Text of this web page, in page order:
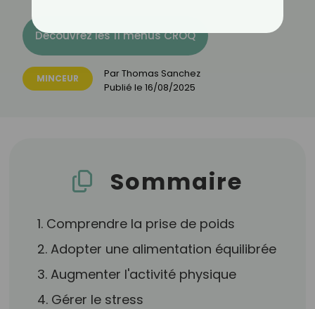
Découvrez les 11 menus CROQ
MINCEUR ParThomas Sanchez
Publié le 16/08/2025
Sommaire
1. Comprendre la prise de poids
2. Adopter une alimentation équilibrée
3. Augmenter l'activité physique
4. Gérer le stress